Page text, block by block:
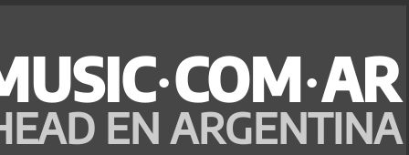
EN ARGENTINA